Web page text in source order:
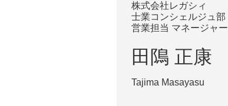
株式会社レガシィ
士業コンシェルジュ部
営業担当 マネージャー
田隝 正康
Tajima Masayasu